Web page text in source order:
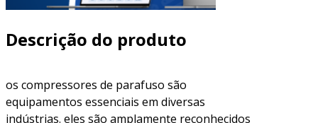
Descrição do produto
os compressores de parafuso são
equipamentos essenciais em diversas
indústrias. eles são amplamente reconhecidos